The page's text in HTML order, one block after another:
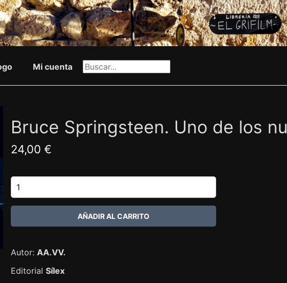
Mi cuenta
Bruce Springsteen. Uno de los
24,00 €
Autor: AA.VV.
Editorial Sílex